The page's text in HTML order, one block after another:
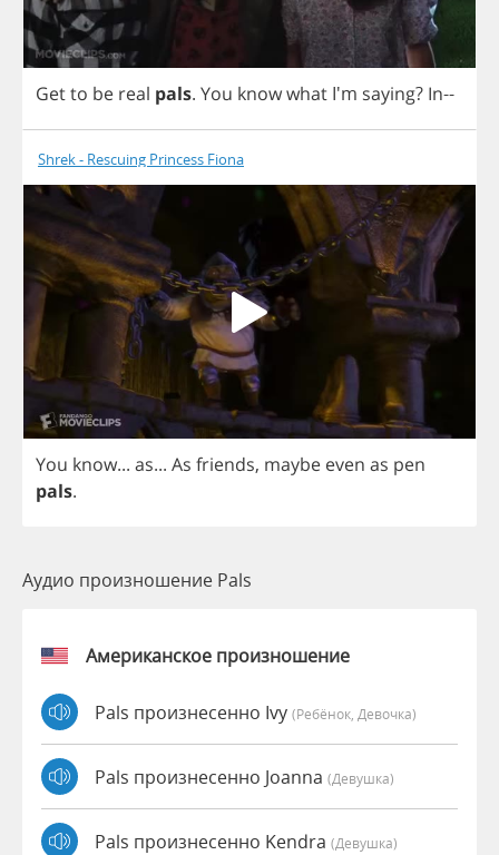
Getto be real pals. You knowwhat I'm saying? In--
Shrek - Rescuing Princess Fiona
You know... as... As friends, maybe even as pen
pals.
Аудио произношение Pals
Американское произношение
Pals произнесенно Ivy (Ребёнок, Девочка)
Pals произнесенно Joanna (девушка)
Pals произнесенно Kendra (девушка)